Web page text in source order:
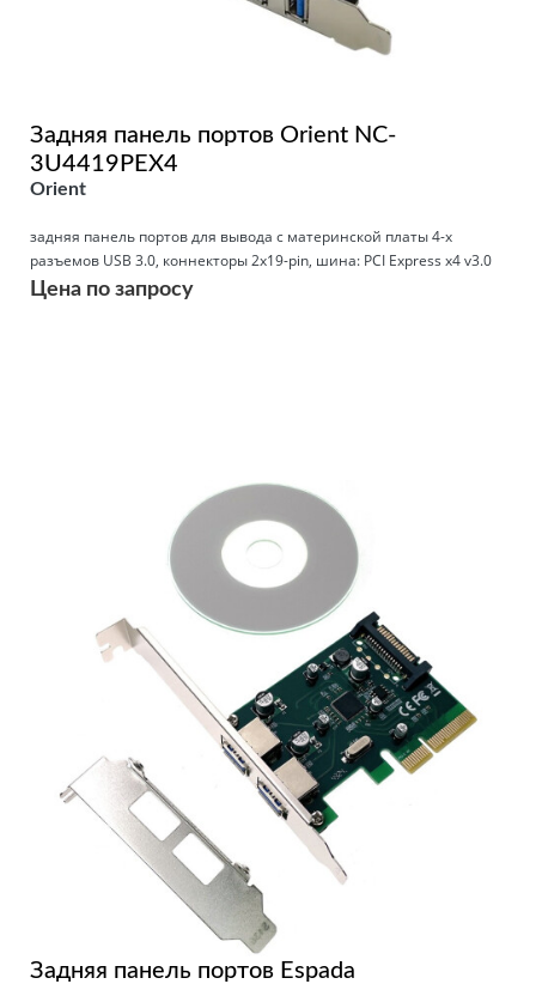
Задняя панель портов Orient NC-
3U4419PEX4
Orient
задняя панель портов для вывода с материнской платы 4-х
разъемов USB 3.0, коннекторы 2x19-pin, шина: PCI Express x4 v3.0
Цена по запросу
Задняя панель портов Espada